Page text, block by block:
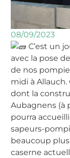
08/09/2023
C’est un
avec la pose
de nos
midi à
dont la
Aubagnens (à
pourra
sapeurs-
beaucoup
caserne